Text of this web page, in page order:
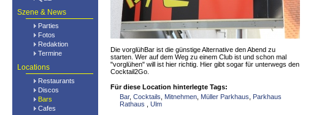
Szene & News
Parties
Fotos
Redaktion
Termine
Locations
Restaurants
Discos
Bars
Cafes
Die vorglühBar ist die günstige Alternative den Abend zu
starten. Wer auf dem Weg zu einem Club ist und schon mal
"vorglühen" will ist hier richtig. Hier gibt sogar für unterwegs den
Cocktail2Go.
Für diese Location hinterlegte Tags:
Bar, Cocktails Mitnehmen Müller Parkhaus
Parkhaus
Rathaus
Ulm